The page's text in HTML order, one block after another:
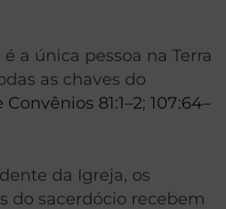
é a única pessoa na Terra
as chaves do
81:1–2; 107:64–
da Igreja, os
do sacerdócio recebem